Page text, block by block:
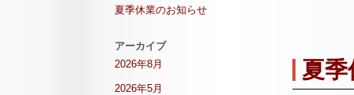
夏
夏季休業のお知らせ
アーカイブ
2026年8月
2026年5月